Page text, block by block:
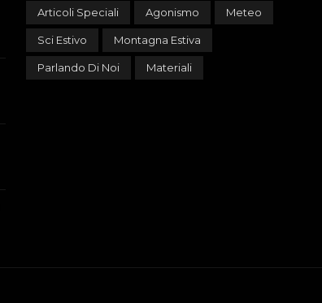
Articoli Speciali Agonismo Meteo
Sci Estivo Montagna Estiva
Parlando Di Noi Materiali